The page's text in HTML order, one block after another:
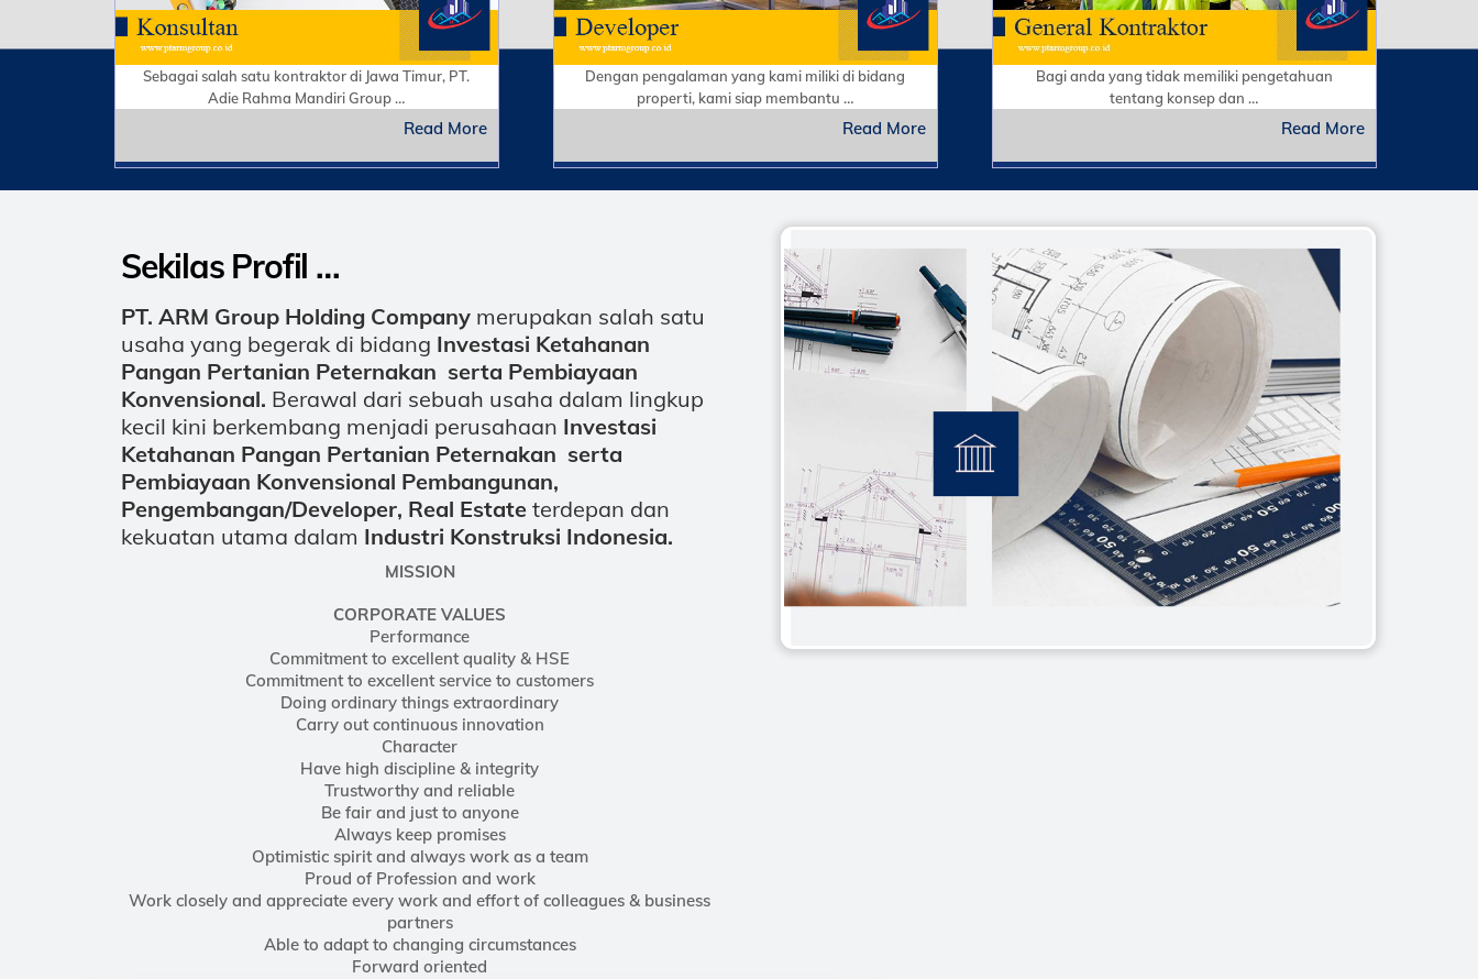
Sebagai salah satu kontraktor di Jawa Timur, PT.
Adie Rahma Mandiri Group …
Read More
Dengan pengalaman yang kami miliki di bidang
properti, kami siap membantu …
Read More
Bagi anda yang tidak memiliki pengetahuan
tentang konsep dan …
Read More
Sekilas Profil …
PT. ARM Group Holding Companymerupakan salah satu
usaha yang begerak di bidang Investasi Ketahanan
Pangan Pertanian Peternakan serta Pembiayaan
Konvensional. Berawal dari sebuah usaha dalam lingkup
kecil kini berkembang menjadi perusahaan Investasi
Ketahanan Pangan Pertanian Peternakan serta
Pembiayaan Konvensional Pembangunan,
Pengembangan/Developer, Real Estateterdepan dan
kekuatan utama dalam Industri Konstruksi Indonesia.
MISSION
CORPORATE VALUES
Performance
Commitment to excellent quality & HSE
Commitment to excellent service to customers
Doing ordinary things extraordinary
Carry out continuous innovation
Character
Have high discipline & integrity
Trustworthy and reliable
Be fair and just to anyone
Always keep promises
Optimistic spirit and always work as a team
Proud of Profession and work
Work closely and appreciate every work and effort of colleagues & business
partners
Able to adapt to changing circumstances
Forward oriented